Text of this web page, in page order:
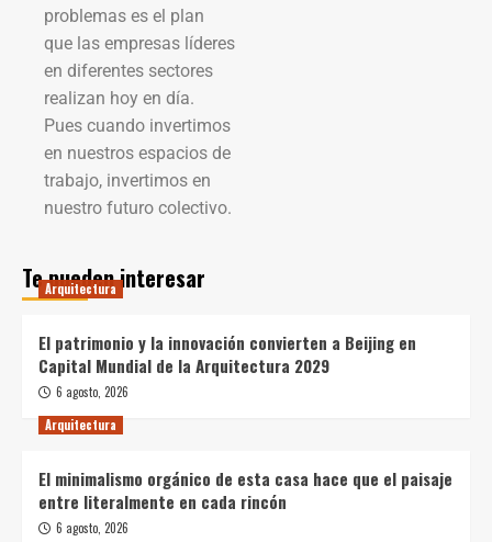
problemas es el plan
que las empresas líderes
en diferentes sectores
realizan hoy en día.
Pues cuando invertimos
en nuestros espacios de
trabajo, invertimos en
nuestro futuro colectivo.
Te pueden interesar
Arquitectura
El patrimonio y la innovación convierten a Beijing en
Capital Mundial de la Arquitectura 2029
6 agosto, 2026
Arquitectura
El minimalismo orgánico de esta casa hace que el paisaje
entre literalmente en cada rincón
6 agosto, 2026